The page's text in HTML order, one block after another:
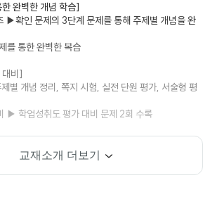
완벽한 개념 학습]
확인 문제의 3단계 문제를 통해 주제별 개념을 완
를 통한 완벽한 복습
대비]
별 개념 정리, 쪽지 시험, 실전 단원 평가, 서술형 평
▶ 학업성취도 평가 대비 문제 2회 수록
을 할 수 있는 QR 콘텐츠 제공
교재소개 더보기